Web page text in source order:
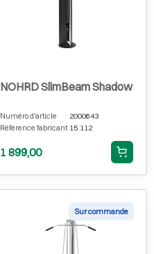
NOHRD SlimBeam Shadow
Numéro d'article
2000643
Référence fabricant 15.112
1 899,00
Sur commande